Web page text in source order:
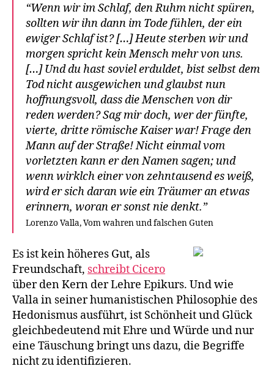
“Wenn wir im Schlaf, den Ruhm nicht spüren,
sollten wir ihn dann im Tode fühlen, der ein
ewiger Schlaf ist? […] Heute sterben wir und
morgen spricht kein Mensch mehr von uns.
[…] Und du hast soviel erduldet, bist selbst dem
Tod nicht ausgewichen und glaubst nun
hoffnungsvoll, dass die Menschen von dir
reden werden? Sag mir doch, wer der fünfte,
vierte, dritte römische Kaiser war! Frage den
Mann auf der Straße! Nicht einmal vom
vorletzten kann er den Namen sagen; und
wenn wirklch einer von zehntausend es weiß,
wird er sich daran wie ein Träumer an etwas
erinnern, woran er sonst nie denkt.”
Lorenzo Valla, Vom wahren und falschen Guten
Es ist kein höheres Gut, als
Freundschaft, schreibt Cicero
über den Kern der Lehre Epikurs. Und wie
Valla in seiner humanistischen Philosophie des
Hedonismus ausführt, ist Schönheit und Glück
gleichbedeutend mit Ehre und Würde und nur
eine Täuschung bringt uns dazu, die Begriffe
nicht zu identifizieren.